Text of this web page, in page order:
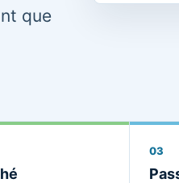
que
03